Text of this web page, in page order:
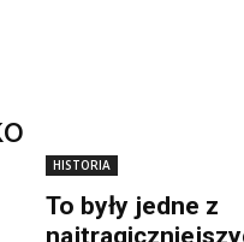
HISTORIA
To były jedne z